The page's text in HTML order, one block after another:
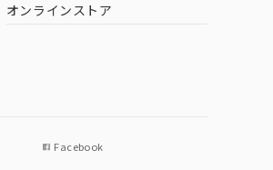
オンラインストア
Facebook